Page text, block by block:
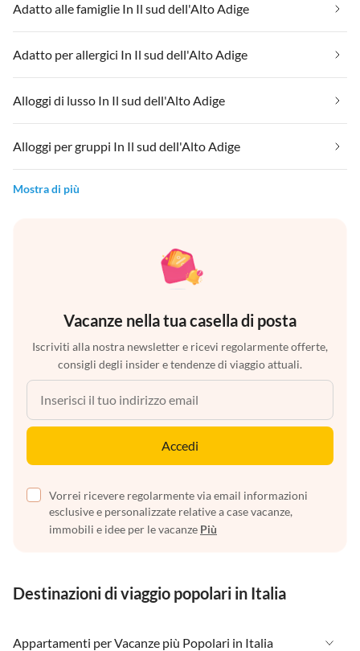
Adatto alle famiglie In Il sud dell'Alto Adige
Adatto per allergici In Il sud dell'Alto Adige
Alloggi di lusso In Il sud dell'Alto Adige
Alloggi per gruppi In Il sud dell'Alto Adige
Mostra di più
Vacanze nella tua casella di posta
Iscriviti alla nostra newsletter e ricevi regolarmente offerte,
consigli degli insider e tendenze di viaggio attuali.
Accedi
Vorrei ricevere regolarmente via email informazioni
esclusive e personalizzate relative a case vacanze,
immobili e idee per le vacanze Più
Destinazioni di viaggio popolari in Italia
Appartamenti per Vacanze più Popolari in Italia